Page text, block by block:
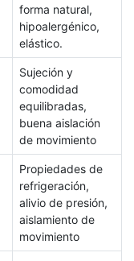
forma natural,
hipoalergénico,
elástico.
Sujeción y
comodidad
equilibradas,
buena aislación
de movimiento
Propiedades de
refrigeración,
alivio de presión,
aislamiento de
movimiento